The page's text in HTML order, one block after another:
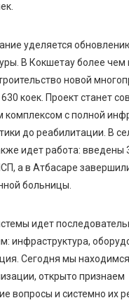
уделяется
В Кокшетау более чем
новой
коек. Проект станет
с полной
до реабилитации. В
идет работа: введены
а в Атбасаре
больницы.
идет
инфраструктура,
Сегодня мы
открыто признаем
вопросы и системно их